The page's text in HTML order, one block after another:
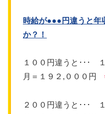
時給が●●●円違うと年
か？！
１００円違うと･･･
月＝１９２,０００円
２００円違うと･･･